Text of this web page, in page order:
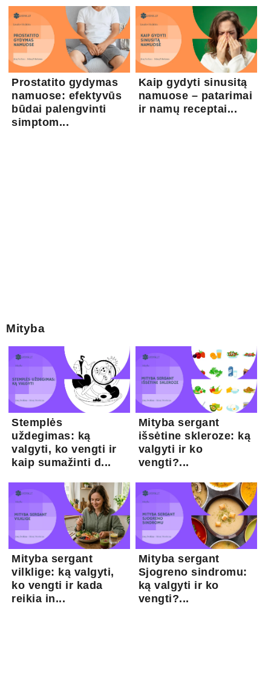
Prostatito gydymas
namuose: efektyvūs
būdai palengvinti
simptom...
Kaip gydyti sinusitą
namuose – patarimai
ir namų receptai...
Mityba
Stemplės
uždegimas: ką
valgyti, ko vengti ir
kaip sumažinti d...
Mityba sergant
išsėtine skleroze: ką
valgyti ir ko
vengti?...
Mityba sergant
vilklige: ką valgyti,
ko vengti ir kada
reikia in...
Mityba sergant
Sjogreno sindromu:
ką valgyti ir ko
vengti?...